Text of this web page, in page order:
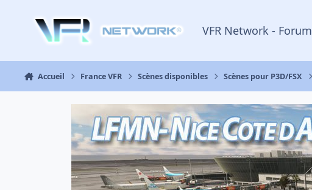
VFR Network - Forum
Accueil France VFR Scènes disponibles Scènes pour P3D/FSX